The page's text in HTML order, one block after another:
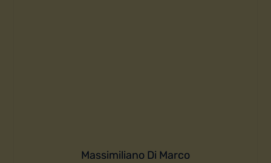
Massimiliano Di Marco